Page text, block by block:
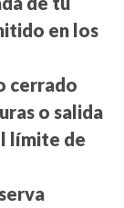
en los
cerrado
o salida
límite de